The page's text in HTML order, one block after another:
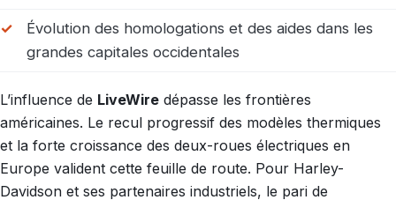
Évolution des homologations et des aides dans les
grandes capitales occidentales
L’influence de LiveWire dépasse les frontières
américaines. Le recul progressif des modèles thermiques
et la forte croissance des deux-roues électriques en
Europe valident cette feuille de route. Pour Harley-
Davidson et ses partenaires industriels, le pari de